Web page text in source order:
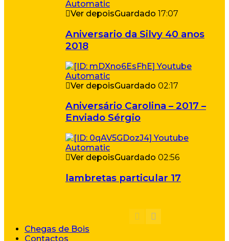
Ver depoisGuardado 17:07
Aniversario da Silvy 40 anos
2018
Ver depoisGuardado 02:17
Aniversário Carolina – 2017 –
Enviado Sérgio
Ver depoisGuardado 02:56
lambretas particular 17
Chegas de Bois
Contactos